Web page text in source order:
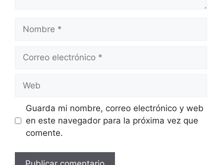
Nombre
Correo
Web
Guarda mi nombre, correo electrónico y web
en este navegador para la próxima vez que
comente.